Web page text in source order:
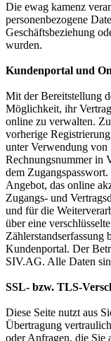
Die ewag kamenz
personenbezogene
Geschäftsbeziehung
wurden.
Kundenportal und
Mit der Bereitstellung
Möglichkeit, ihr
online zu verwalten.
vorherige
unter Verwendung
Rechnungsnummer in
dem
Angebot, das online
Zugangs- und
und für die
über eine
Kundenportal. Der
SIV.AG. Alle Daten
SSL- bzw. TLS-
Diese Seite nutzt aus
Übertragung
oder Anfragen, die Sie